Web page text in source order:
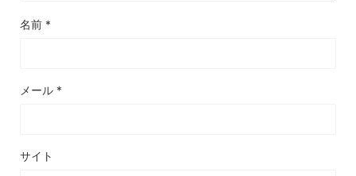
名前 *
メール *
サイト